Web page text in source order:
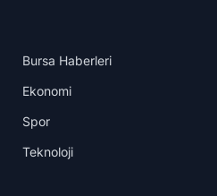
Bursa Haberleri
Ekonomi
Spor
Teknoloji